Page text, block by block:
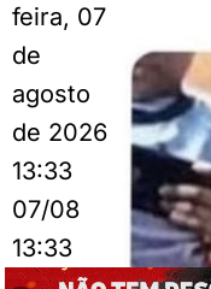
feira, 07
de
agosto
de 2026
13:33
07/08
13:33